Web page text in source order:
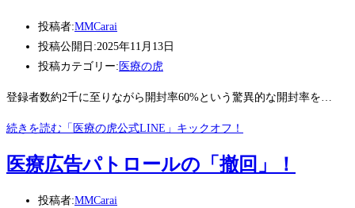
投稿者:MMCarai
投稿公開日:2025年11月13日
投稿カテゴリー: 医療の虎
登録者数約2千に至りながら開封率60%という驚異的な開封率を…
続きを読む 「医療の虎公式LINE」キックオフ！
医療広告パトロールの「撤回」！
投稿者:MMCarai